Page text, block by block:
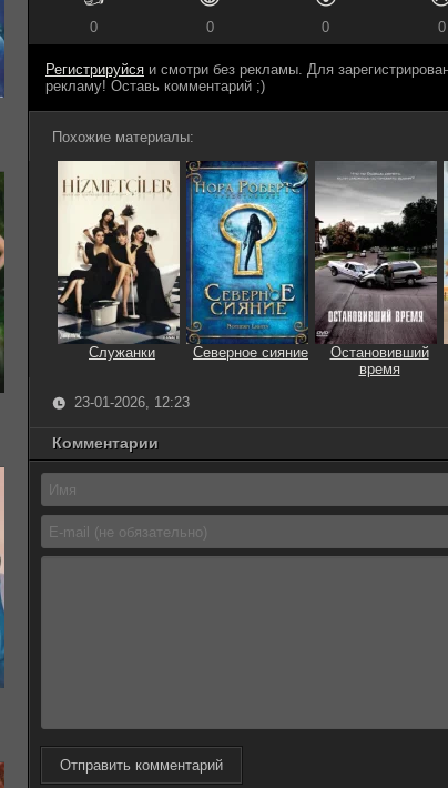
0 0 0 0
Регистрируйся и смотри без рекламы. Для
рекламу! Оставь комментарий ;)
Похожие материалы:
Служанки Северное сияние
Остановивший
время
23-01-2026, 12:23
Комментарии
Отправить комментарий